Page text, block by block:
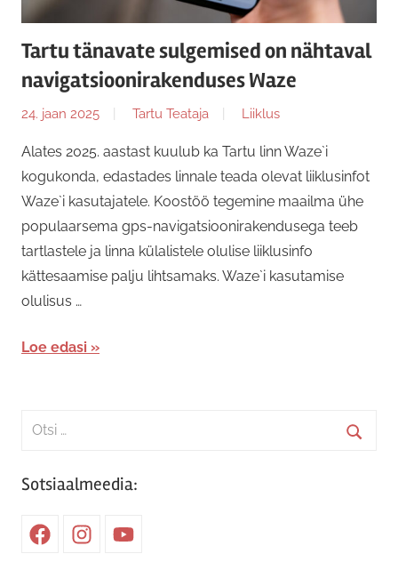
Tartu tänavate sulgemised on nähtaval
navigatsioonirakenduses Waze
24. jaan 2025 Tartu Teataja Liiklus
Alates 2025. aastast kuulub ka Tartu linn Waze`i
kogukonda, edastades linnale teada olevat liiklusinfot
Waze`i kasutajatele. Koostöö tegemine maailma ühe
populaarsema gps-navigatsioonirakendusega teeb
tartlastele ja linna külalistele olulise liiklusinfo
kättesaamise palju lihtsamaks. Waze`i kasutamise
olulisus …
Loe edasi
Search
Sotsiaalmeedia:
FacebookInstagramYoutube